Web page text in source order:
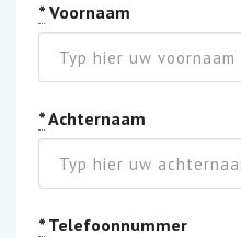
* Voornaam
*Achternaam
* Telefoonnummer